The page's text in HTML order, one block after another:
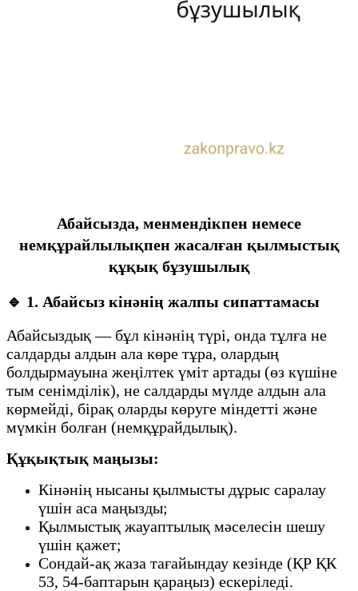
Абайсызда, менмендікпен немесе
немқұрайлылықпен жасалған қылмыстық
құқық бұзушылық
🔹 1. Абайсыз кінәнің жалпы сипаттамасы
Абайсыздық — бұл кінәнің түрі, онда тұлға не
салдарды алдын ала көре тұра, олардың
болдырмауына жеңілтек үміт артады (өз күшіне
тым сенімділік), не салдарды мүлде алдын ала
көрмейді, бірақ оларды көруге міндетті және
мүмкін болған (немқұрайдылық).
Құқықтық маңызы:
Кінәнің нысаны қылмысты дұрыс саралау
үшін аса маңызды;
Қылмыстық жауаптылық мәселесін шешу
үшін қажет;
Сондай-ақ жаза тағайындау кезінде (ҚР ҚК
53, 54-баптарын қараңыз) ескеріледі.